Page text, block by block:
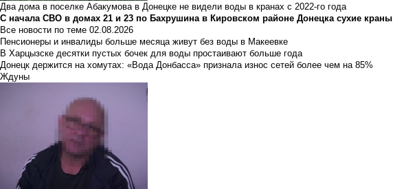
Два дома в поселке Абакумова в Донецке не видели воды в кранах с 2022-го года
С начала СВО в домах 21 и 23 по Бахрушина в Кировском районе Донецка сухие краны
Все новости по теме 02.08.2026
Пенсионеры и инвалиды больше месяца живут без воды в Макеевке
В Харцызске десятки пустых бочек для воды простаивают больше года
Донецк держится на хомутах: «Вода Донбасса» признала износ сетей более чем на 85%
Ждуны